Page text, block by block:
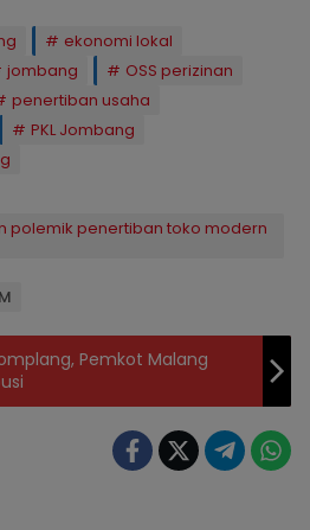
ekonomi lokal
jombang
OSS perizinan
penertiban usaha
PKL Jombang
polemik penertiban toko modern
Pemkot Malang